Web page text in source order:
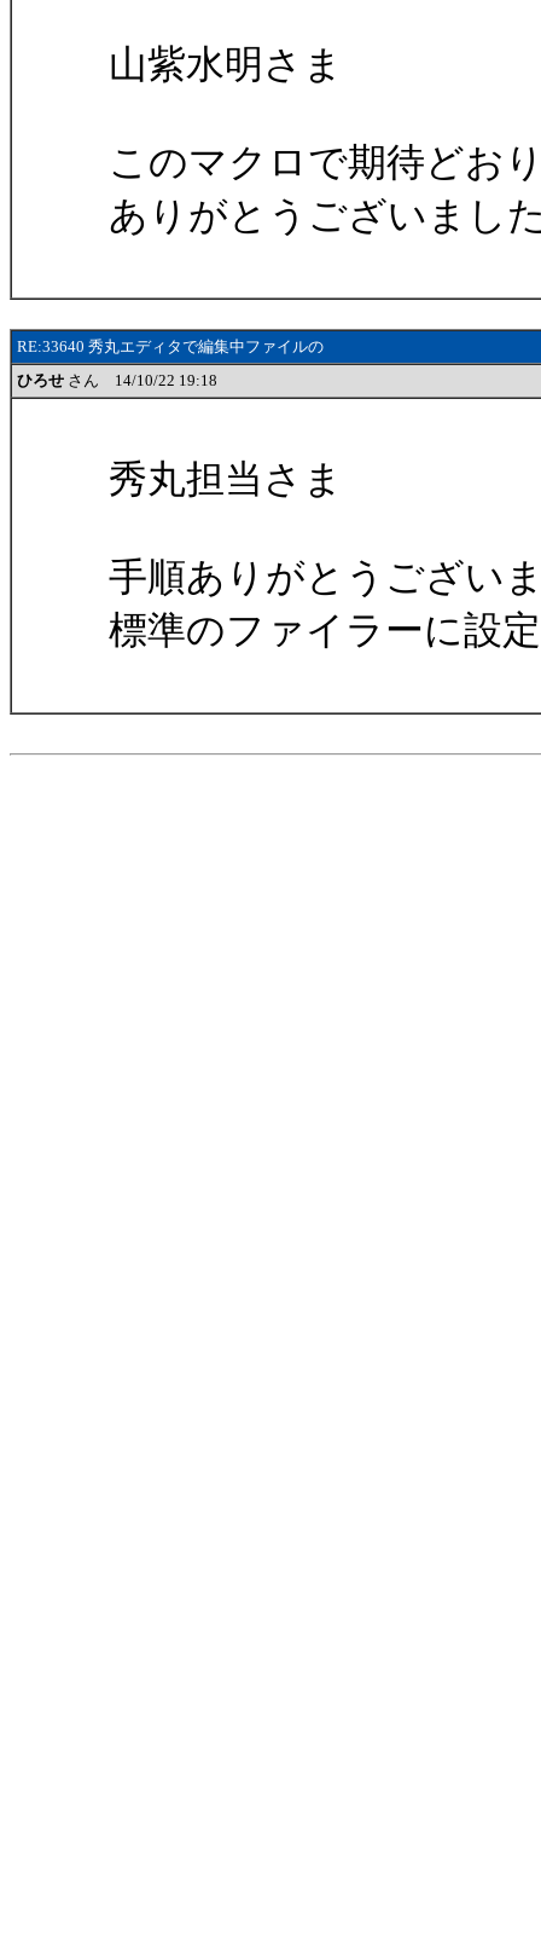
山紫水明さま
このマクロで期待どお
ありがとうございまし
RE:33640 秀丸エディタで編集中ファイルの
ひろせ さん 14/10/22 19:18
秀丸担当さま
手順ありがとうござい
標準のファイラーに設